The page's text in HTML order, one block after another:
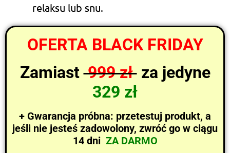
relaksu lub snu.
OFERTA BLACK FRIDAY
Zamiast999 złza jedyne
329 zł
+ Gwarancja próbna: przetestuj produkt, a
jeśli nie jesteś zadowolony, zwróć go w ciągu
14 dni ZA DARMO